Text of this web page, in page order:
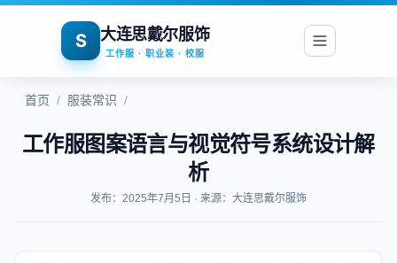
S 大连思戴尔服饰
工作服 · 职业装 · 校服
首页 / 服装常识 /
工作服图案语言与视觉符号系统设计解
析
发布：2025年7月5日 · 来源：大连思戴尔服饰